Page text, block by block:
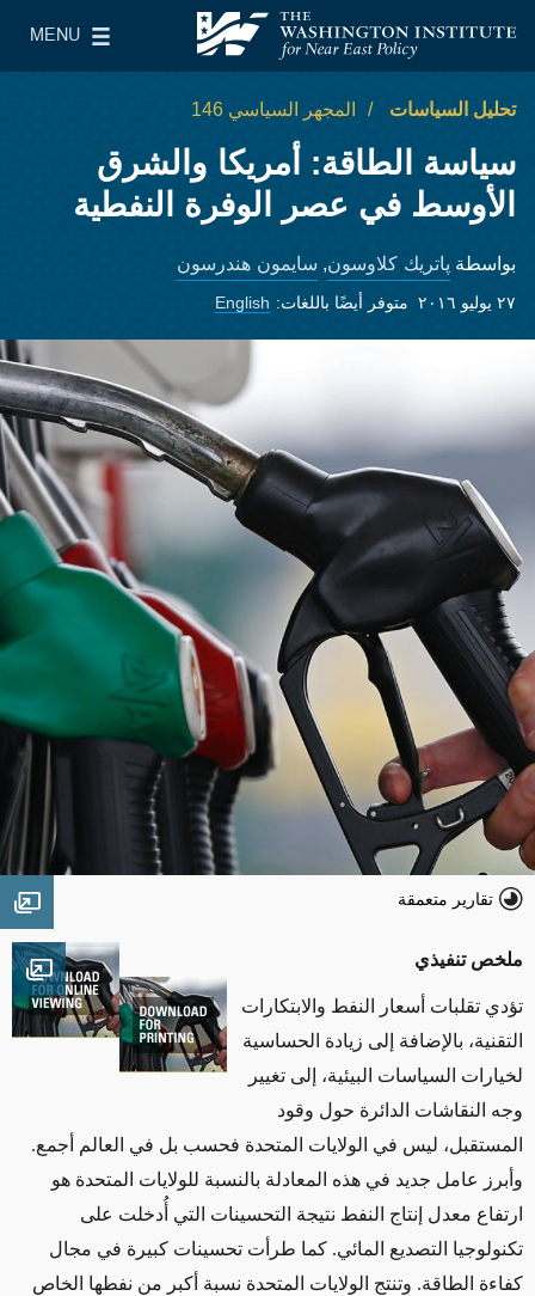
معهد واشنطن لسياسات الشرق الأدنى
MENU
Main Menu
تحليل السياسات المجهر السياسي 146
سياسة الطاقة: أمريكا والشرق
الأوسط في عصر الوفرة النفطية
بواسطة پاتريك كلاوسون, سايمون هندرسون
٢٧ يوليو ٢٠١٦ متوفر أيضًا باللغات: English
تقارير متعمقة
ملخص تنفيذي
تؤدي تقلبات أسعار النفط والابتكارات
التقنية، بالإضافة إلى زيادة الحساسية
لخيارات السياسات البيئية، إلى تغيير
وجه النقاشات الدائرة حول وقود
المستقبل، ليس في الولايات المتحدة فحسب بل في العالم أجمع.
وأبرز عامل جديد في هذه المعادلة بالنسبة للولايات المتحدة هو
ارتفاع معدل إنتاج النفط نتيجة التحسينات التي أُدخلت على
تكنولوجيا التصديع المائي. كما طرأت تحسينات كبيرة في مجال
كفاءة الطاقة. وتنتج الولايات المتحدة نسبة أكبر من نفطها الخاص